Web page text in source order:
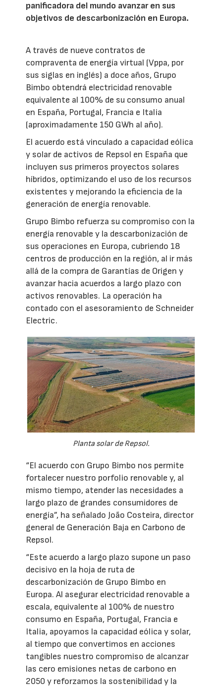
panificadora del mundo avanzar en sus
objetivos de descarbonización en Europa.
A través de nueve contratos de
compraventa de energía virtual (Vppa, por
sus siglas en inglés) a doce años, Grupo
Bimbo obtendrá electricidad renovable
equivalente al 100% de su consumo anual
en España, Portugal, Francia e Italia
(aproximadamente 150 GWh al año).
El acuerdo está vinculado a capacidad eólica
y solar de activos de Repsol en España que
incluyen sus primeros proyectos solares
híbridos, optimizando el uso de los recursos
existentes y mejorando la eficiencia de la
generación de energía renovable.
Grupo Bimbo refuerza su compromiso con la
energía renovable y la descarbonización de
sus operaciones en Europa, cubriendo 18
centros de producción en la región, al ir más
allá de la compra de Garantías de Origen y
avanzar hacia acuerdos a largo plazo con
activos renovables. La operación ha
contado con el asesoramiento de Schneider
Electric.
Planta solar de Repsol.
“El acuerdo con Grupo Bimbo nos permite
fortalecer nuestro porfolio renovable y, al
mismo tiempo, atender las necesidades a
largo plazo de grandes consumidores de
energía”, ha señalado João Costeira, director
general de Generación Baja en Carbono de
Repsol.
“Este acuerdo a largo plazo supone un paso
decisivo en la hoja de ruta de
descarbonización de Grupo Bimbo en
Europa. Al asegurar electricidad renovable a
escala, equivalente al 100% de nuestro
consumo en España, Portugal, Francia e
Italia, apoyamos la capacidad eólica y solar,
al tiempo que convertimos en acciones
tangibles nuestro compromiso de alcanzar
las cero emisiones netas de carbono en
2050 y reforzamos la sostenibilidad y la